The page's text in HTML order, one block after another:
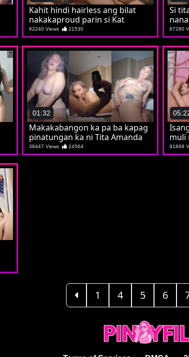
Kahit hindi hairless ang bilat
nakakaproud parin si Kat
82240 Views 21530
Si
87280
01:32
Makakabangon ka pa ba kapag
pinatungan ka ni Tita Amanda
38447 Views 24564
muli
91868
1 4 5 6